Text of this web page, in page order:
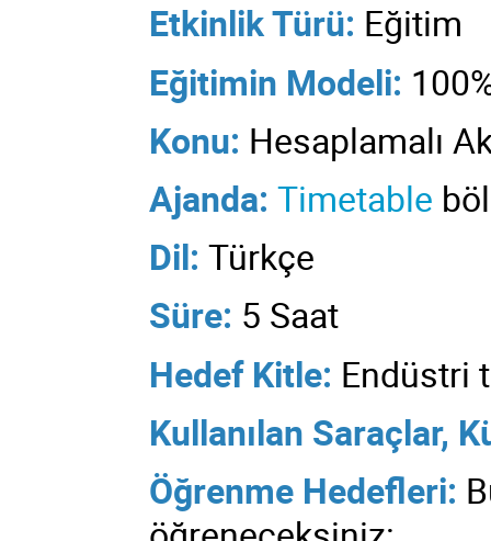
Etkinlik Türü: Eğitim
Eğitimin Modeli:
Konu: Hesaplamalı
Ajanda: Timetable
Dil: Türkçe
Süre: 5 Saat
Hedef Kitle: Endüstri
Kullanılan Saraçlar,
Öğrenme Hedefleri: